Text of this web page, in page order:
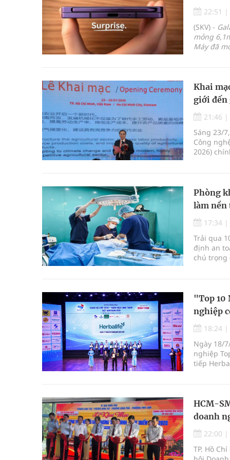
22:51 |
(SKV) -
mỏng
Máy đã
Khai
giới đến
21:46 |
Sáng 23/
Công
2026)
Phòng
làm nền
17:34 |
Trải qua
định an
chú trọng
"Top 10
nghiệp
18:24 |
Ngày 18/
nghiệp
tiếp
HCM-
doanh
22:00 |
TP. Hồ